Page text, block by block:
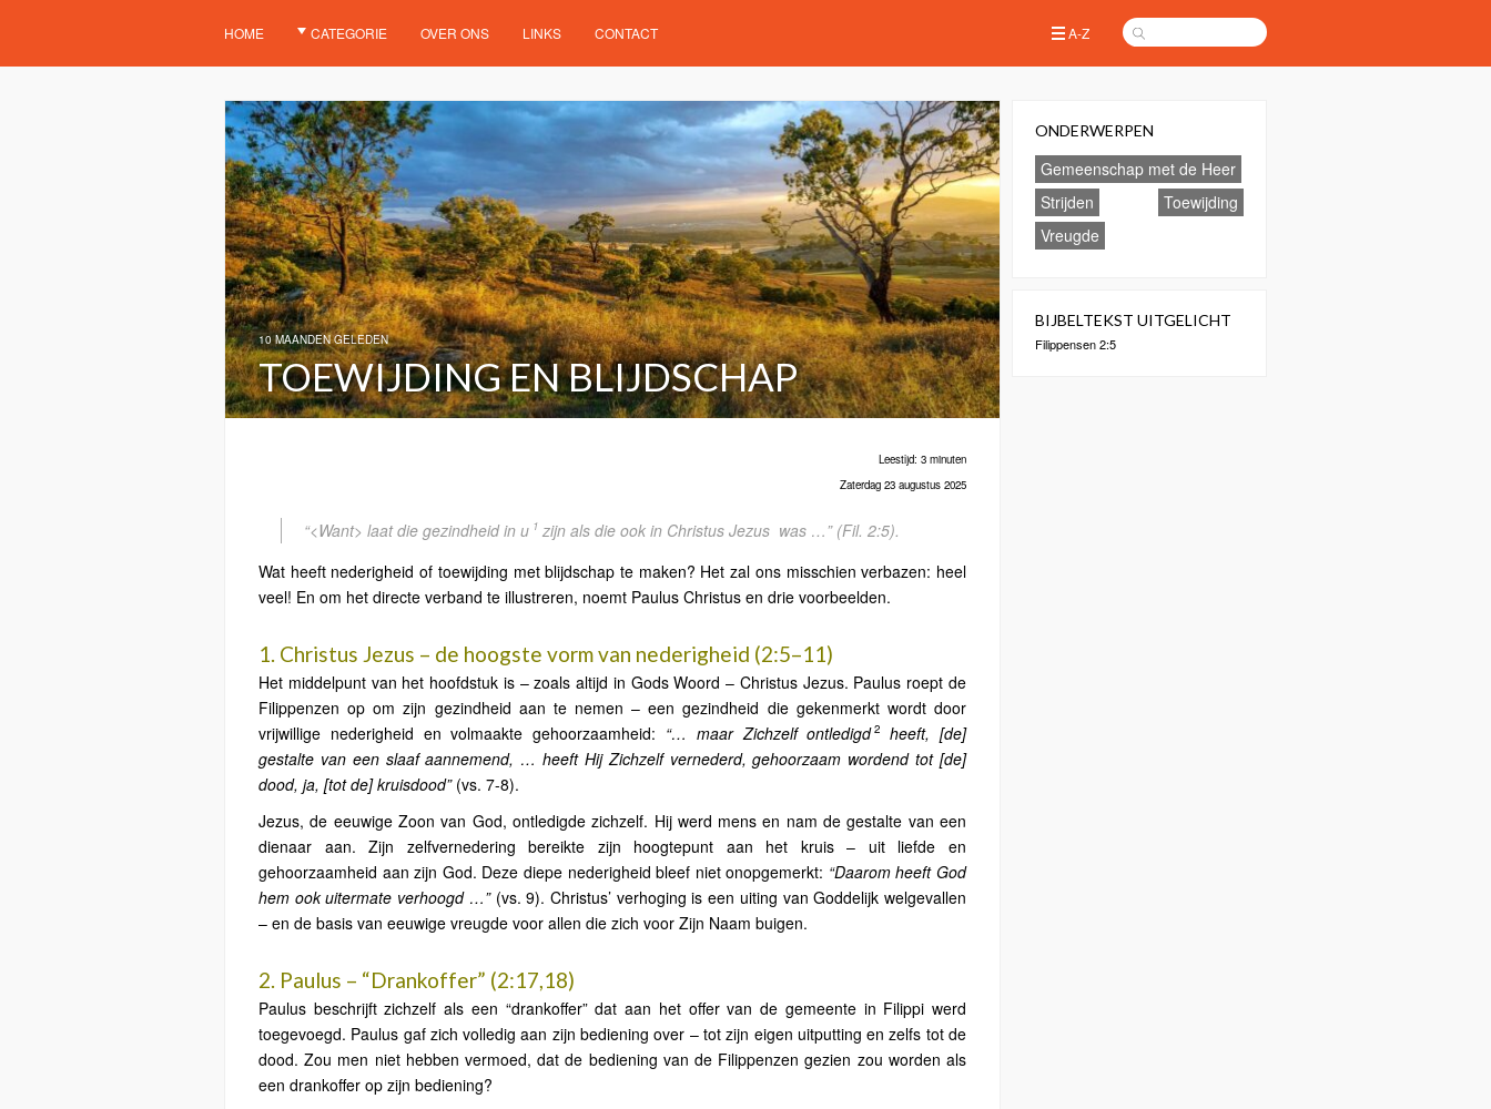
HOME CATEGORIE OVER ONS LINKS CONTACT A-Z
10 MAANDEN GELEDEN
TOEWIJDING EN BLIJDSCHAP
Leestijd: 3 minuten
Zaterdag 23 augustus 2025
“<Want> laat die gezindheid in u 1zijn als die ook in Christus Jezus was …” (Fil. 2:5).
Wat heeft nederigheid of toewijding met blijdschap te maken? Het zal ons misschien verbazen: heel
veel! En ​​om het directe verband te illustreren, noemt Paulus Christus en drie voorbeelden.
1. Christus Jezus – de hoogste vorm van nederigheid (2:5–11)
Het middelpunt van het hoofdstuk is – zoals altijd in Gods Woord – Christus Jezus. Paulus roept de
Filippenzen op om zijn gezindheid aan te nemen – een gezindheid die gekenmerkt wordt door
vrijwillige nederigheid en volmaakte gehoorzaamheid: “… maar Zichzelf ontledigd 2
heeft, [de]
gestalte van een slaaf aannemend, … heeft Hij Zichzelf vernederd, gehoorzaam wordend tot [de]
dood, ja, [tot de] kruisdood”(vs. 7-8).
Jezus, de eeuwige Zoon van God, ontledigde zichzelf. Hij werd mens en nam de gestalte van een
dienaar aan. Zijn zelfvernedering bereikte zijn hoogtepunt aan het kruis – uit liefde en
gehoorzaamheid aan zijn God. Deze diepe nederigheid bleef niet onopgemerkt: “Daarom heeft God
hem ook uitermate verhoogd …”(vs. 9). Christus’ verhoging is een uiting van Goddelijk welgevallen
– en de basis van eeuwige vreugde voor allen die zich voor Zijn Naam buigen.
2. Paulus – “Drankoffer” (2:17,18)
Paulus beschrijft zichzelf als een “drankoffer” dat aan het offer van de gemeente in Filippi werd
toegevoegd. Paulus gaf zich volledig aan zijn bediening over – tot zijn eigen uitputting en zelfs tot de
dood. Zou men niet hebben vermoed, dat de bediening van de Filippenzen gezien zou worden als
een drankoffer op zijn bediening?
ONDERWERPEN
Gemeenschap met de Heer
Strijden
Toewijding
Vreugde
BIJBELTEKST UITGELICHT
Filippensen 2:5